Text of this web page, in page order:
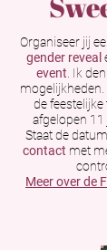
Organiseer jij
gender reveal
event . Ik
mogelijkheden.
de
afgelopen 11
Staat de
contact met
Meer over de